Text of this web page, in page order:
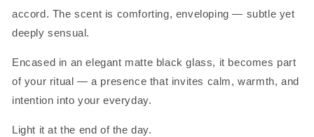
accord. The scent is comforting, enveloping — subtle yet
deeply sensual.
Encased in an elegant matte black glass, it becomes part
of your ritual — a presence that invites calm, warmth, and
intention into your everyday.
Light it at the end of the day.